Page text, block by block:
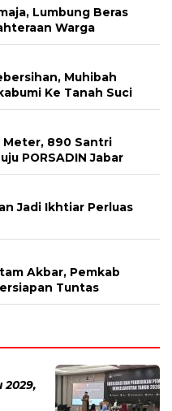
Lumbung Beras
Warga
Muhibah
Ke Tanah Suci
Meter, 890 Santri
PORSADIN Jabar
Jadi Ikhtiar Perluas
Akbar, Pemkab
Tuntas
2029,